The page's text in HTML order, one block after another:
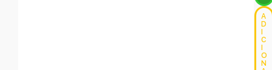
A
D
C
O
N